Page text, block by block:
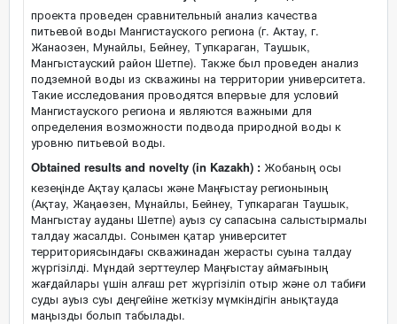
проекта проведен сравнительный анализ качества
питьевой воды Мангистауского региона (г. Актау, г.
Жанаозен, Мунайлы, Бейнеу, Тупкараган, Таушык,
Мангыстауский район Шетпе). Также был проведен анализ
подземной воды из скважины на территории университета.
Такие исследования проводятся впервые для условий
Мангистауского региона и являются важными для
определения возможности подвода природной воды к
уровню питьевой воды.
Obtained results and novelty (in Kazakh) : Жобаның осы
кезеңінде Ақтау қаласы және Маңғыстау регионының
(Ақтау, Жаңаөзен, Мұнайлы, Бейнеу, Тупкараган Таушык,
Мангыстау ауданы Шетпе) ауыз су сапасына салыстырмалы
талдау жасалды. Сонымен қатар университет
территориясындағы скважинадан жерасты суына талдау
жүргізілді. Мұндай зерттеулер Маңғыстау аймағының
жағдайлары үшін алғаш рет жүргізіліп отыр және ол табиғи
суды ауыз суы деңгейіне жеткізу мүмкіндігін анықтауда
маңызды болып табылады.